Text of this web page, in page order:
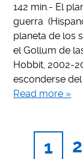
142 min.- El
guerra
planeta de los
el Gollum de
Hobbit, 2002-
esconderse
Read more »
1 2